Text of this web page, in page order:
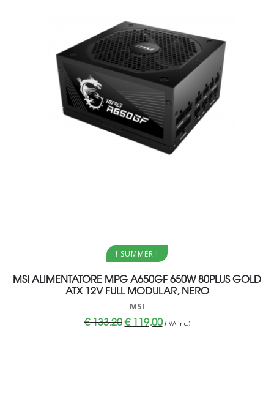
Aggiungi al carrello
! SUMMER !
MSI ALIMENTATORE MPG A650GF 650W 80PLUS GOLD
ATX 12V FULL MODULAR, NERO
MSI
€133,20Il
prezzo
€119,00Il
prezzo
(IVA inc.)